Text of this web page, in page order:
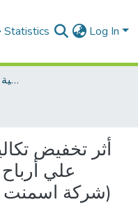
Statistics Log In
SCIENTIFIC JOURNALS المجلات العلمية
أثر تخفيض
علي
(شركة اسمنت